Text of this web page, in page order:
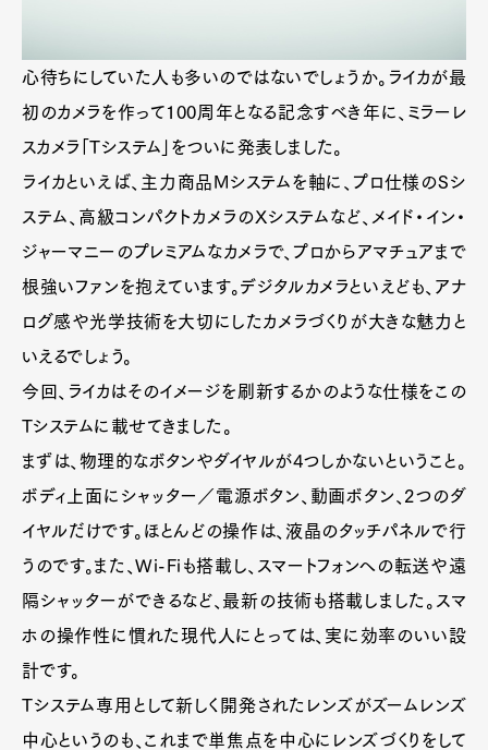
心待ちにしていた人も多いのではないでしょうか。ライカが最
初のカメラを作って100周年となる記念すべき年に、ミラーレ
スカメラ「Tシステム」をついに発表しました。
ライカといえば、主力商品Mシステムを軸に、プロ仕様のSシ
ステム、高級コンパクトカメラのXシステムなど、メイド・イン・
ジャーマニーのプレミアムなカメラで、プロからアマチュアまで
根強いファンを抱えています。デジタルカメラといえども、アナ
ログ感や光学技術を大切にしたカメラづくりが大きな魅力と
いえるでしょう。
今回、ライカはそのイメージを刷新するかのような仕様をこの
Tシステムに載せてきました。
まずは、物理的なボタンやダイヤルが4つしかないということ。
ボディ上面にシャッター／電源ボタン、動画ボタン、2つのダ
イヤルだけです。ほとんどの操作は、液晶のタッチパネルで行
うのです。また、Wi-Fiも搭載し、スマートフォンへの転送や遠
隔シャッターができるなど、最新の技術も搭載しました。スマ
ホの操作性に慣れた現代人にとっては、実に効率のいい設
計です。
Tシステム専用として新しく開発されたレンズがズームレンズ
中心というのも、これまで単焦点を中心にレンズづくりをして